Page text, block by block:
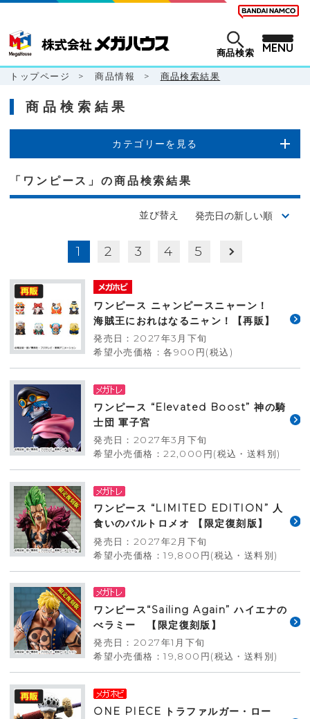
商品検索 MENU
トップページ > 商品情報 > 商品検索結果
商品検索結果
カテゴリーを見る
「ワンピース」の商品検索結果
並び替え
1 2 3 4 5
ワンピース ニャンピースニャーン！
海賊王におれはなるニャン！【再販】
発売日：2027年3月下旬
希望小売価格：各900円(税込)
ワンピース “Elevated Boost” 神の騎
士団 軍子宮
発売日：2027年3月下旬
希望小売価格：22,000円(税込・送料別)
ワンピース “LIMITED EDITION” 人
食いのバルトロメオ 【限定復刻版】
発売日：2027年2月下旬
希望小売価格：19,800円(税込・送料別)
ワンピース“Sailing Again” ハイエナの
べラミー 【限定復刻版】
発売日：2027年1月下旬
希望小売価格：19,800円(税込・送料別)
ONE PIECE トラファルガー・ロー